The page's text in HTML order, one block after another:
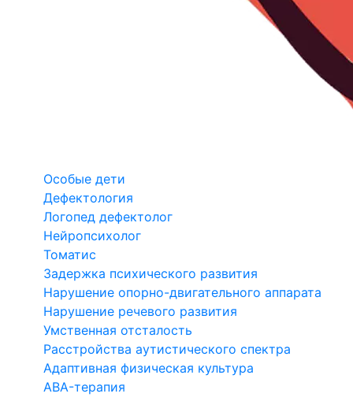
Особые дети
Дефектология
Логопед дефектолог
Нейропсихолог
Томатис
Задержка психического развития
Нарушение опорно-двигательного аппарата
Нарушение речевого развития
Умственная отсталость
Расстройства аутистического спектра
Адаптивная физическая культура
ABA-терапия